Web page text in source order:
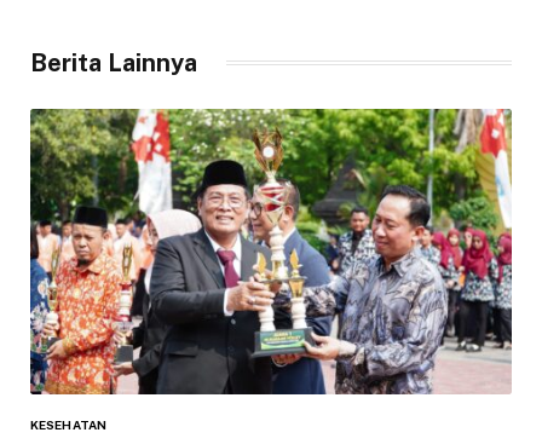
Berita Lainnya
KESEHATAN